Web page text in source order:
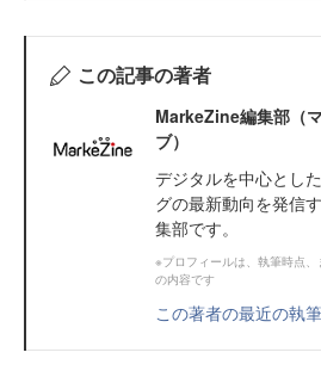
この記事の著者
MarkeZine編集部（
ブ）
デジタルを中心とし
グの最新動向を発信
集部です。
※プロフィールは、執筆時点
の内容です
この著者の最近の執